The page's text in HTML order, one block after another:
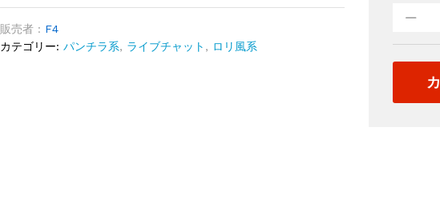
販売者 : F4
カテゴリー: パンチラ系, ライブチャット , ロリ風系
本）
quantity